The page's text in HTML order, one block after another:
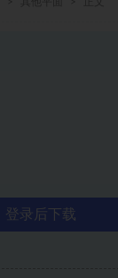
登录后下载